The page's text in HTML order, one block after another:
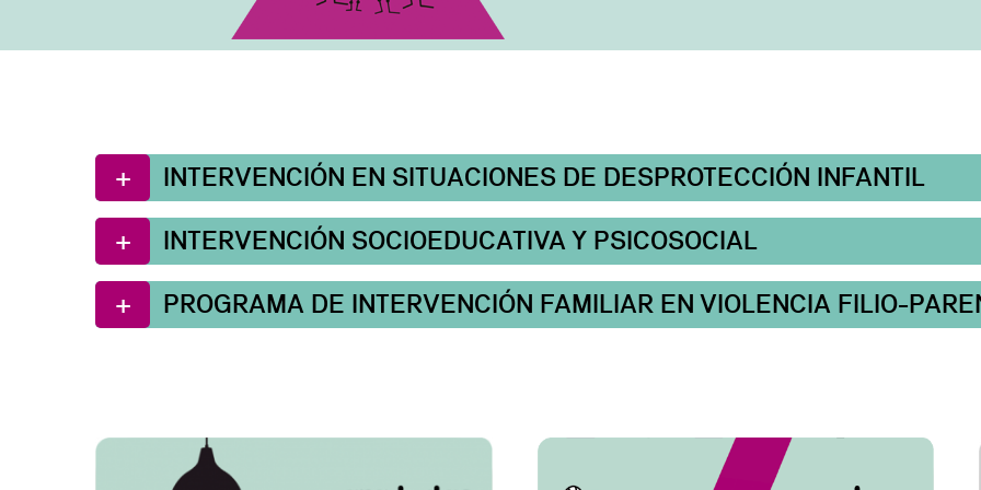
INTERVENCIÓN EN SITUACIONES DE DESPROTECCIÓN INFANTIL
INTERVENCIÓN SOCIOEDUCATIVA Y PSICOSOCIAL
PROGRAMA DE INTERVENCIÓN FAMILIAR EN VIOLENCIA FILIO-